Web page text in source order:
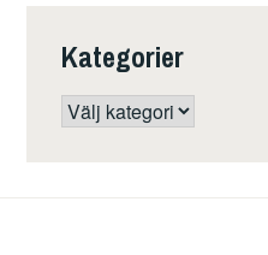
Kategorier
Kategorier